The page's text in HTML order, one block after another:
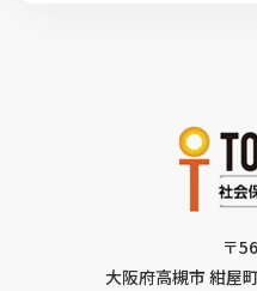
〒
大阪府高槻市 紺屋